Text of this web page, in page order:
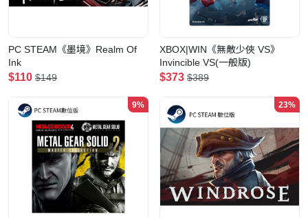
PC STEAM《墨境》Realm Of
Ink
$110 $149
XBOX|WIN《無敵少俠 VS》
Invincible VS(一般版)
$373 $389
9% 23%